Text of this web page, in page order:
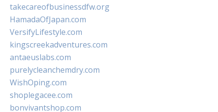
takecareofbusinessdfw.org
HamadaOfJapan.com
VersifyLifestyle.com
kingscreekadventures.com
antaeuslabs.com
purelycleanchemdry.com
WishOping.com
shoplegacee.com
bonvivantshop.com